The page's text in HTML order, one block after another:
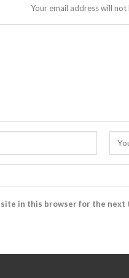
Your email address will not
in this browser for the next